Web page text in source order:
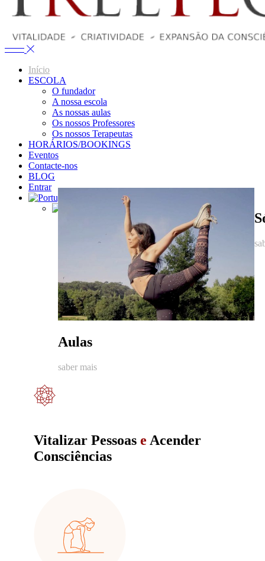
Início
ESCOLA
O fundador
A nossa escola
As nossas aulas
Os nossos Professores
Os nossos Terapeutas
HORÁRIOS/BOOKINGS
Eventos
Contacte-nos
BLOG
Entrar
Aulas
saber mais
Vitalizar Pessoas e Acender
Consciências